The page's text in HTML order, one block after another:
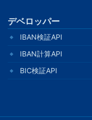
デベロッパー
IBAN検証API
IBAN計算API
BIC検証API